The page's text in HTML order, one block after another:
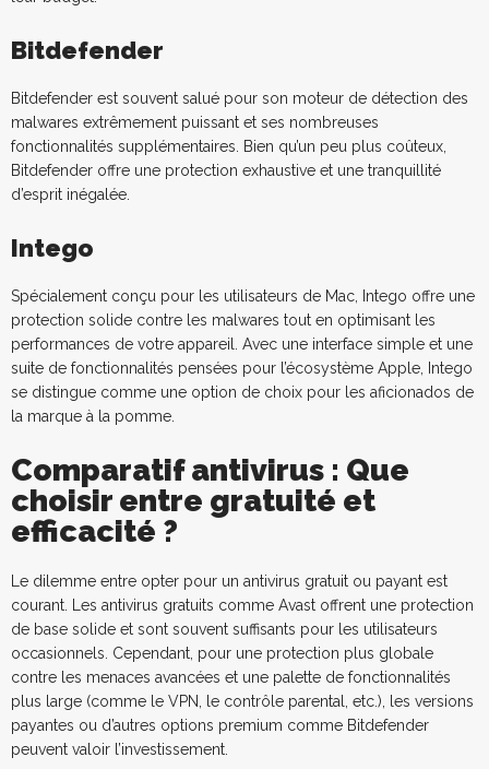
Bitdefender
Bitdefender est souvent salué pour son moteur de détection des
malwares extrêmement puissant et ses nombreuses
fonctionnalités supplémentaires. Bien qu’un peu plus coûteux,
Bitdefender offre une protection exhaustive et une tranquillité
d’esprit inégalée.
Intego
Spécialement conçu pour les utilisateurs de Mac, Intego offre une
protection solide contre les malwares tout en optimisant les
performances de votre appareil. Avec une interface simple et une
suite de fonctionnalités pensées pour l’écosystème Apple, Intego
se distingue comme une option de choix pour les aficionados de
la marque à la pomme.
Comparatif antivirus : Que
choisir entre gratuité et
efficacité ?
Le dilemme entre opter pour un antivirus gratuit ou payant est
courant. Les antivirus gratuits comme Avast offrent une protection
de base solide et sont souvent suffisants pour les utilisateurs
occasionnels. Cependant, pour une protection plus globale
contre les menaces avancées et une palette de fonctionnalités
plus large (comme le VPN, le contrôle parental, etc.), les versions
payantes ou d’autres options premium comme Bitdefender
peuvent valoir l’investissement.